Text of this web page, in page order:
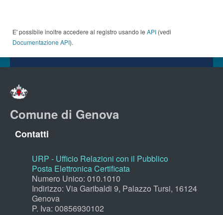
E' possibile inoltre accedere al registro usando le API (vedi
Documentazione API).
Comune di Genova
Contatti
URP - Ufficio Relazioni con il Pubblico
Posta Elettronica Certificata
Numero Unico: 010.1010
Indirizzo: Via Garibaldi 9, Palazzo Tursi, 16124
Genova
P. Iva: 00856930102